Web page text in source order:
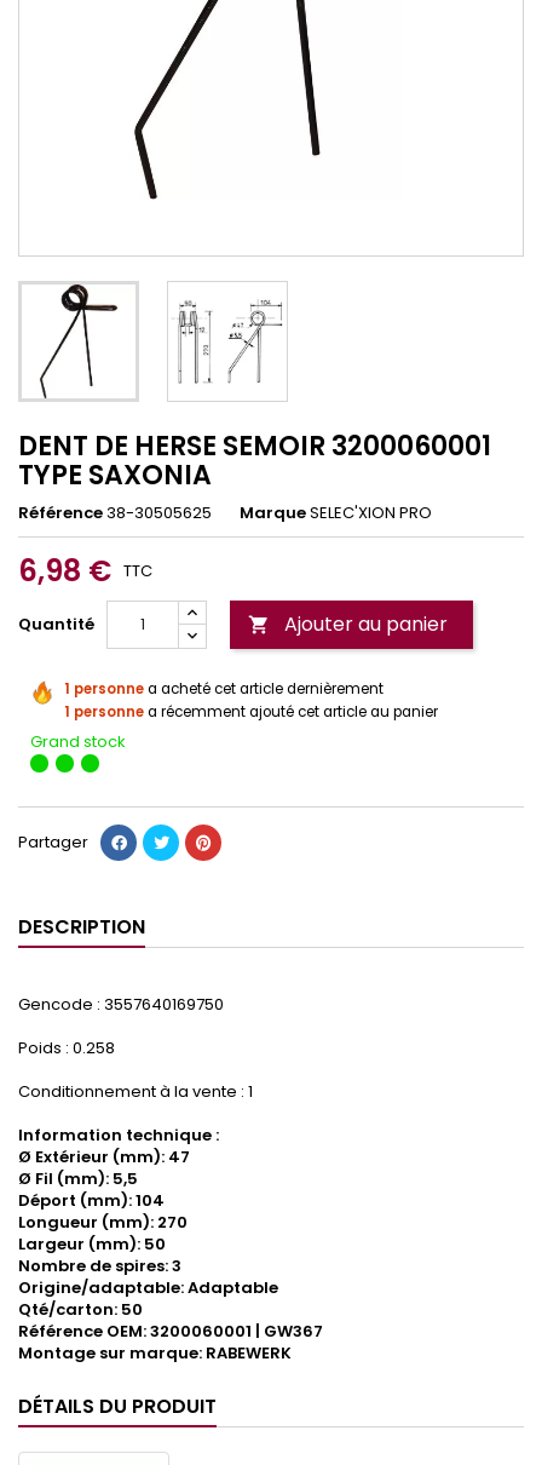
DENT DE HERSE SEMOIR 3200060001
TYPE SAXONIA
Référence38-30505625 MarqueSELEC'XION PRO
6,98 € TTC
Quantité  Ajouter au panier
1 personnea acheté cet article dernièrement
1 personnea récemment ajouté cet article au panier
Grand stock
Partager
DESCRIPTION
Gencode : 3557640169750
Poids : 0.258
Conditionnement à la vente : 1
Information technique :
Ø Extérieur (mm): 47
Ø Fil (mm): 5,5
Déport (mm): 104
Longueur (mm): 270
Largeur (mm): 50
Nombre de spires: 3
Origine/adaptable: Adaptable
Qté/carton: 50
Référence OEM: 3200060001 | GW367
Montage sur marque: RABEWERK
DÉTAILS DU PRODUIT